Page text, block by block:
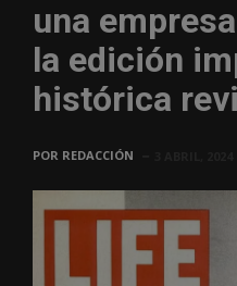
una
la edición
histórica
POR REDACCIÓN